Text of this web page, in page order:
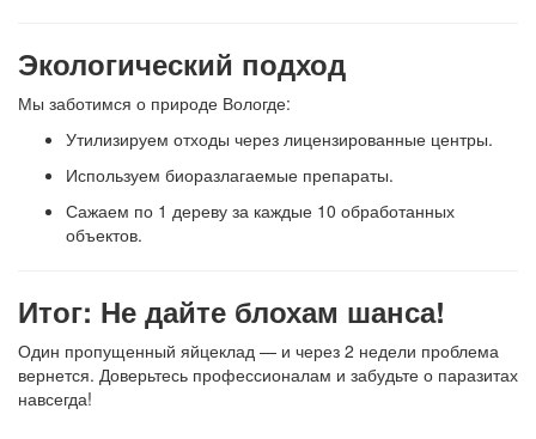
Экологический подход
Мы заботимся о природе Вологде:
Утилизируем отходы через лицензированные центры.
Используем биоразлагаемые препараты.
Сажаем по 1 дереву за каждые 10 обработанных
объектов.
Итог: Не дайте блохам шанса!
Один пропущенный яйцеклад — и через 2 недели проблема
вернется. Доверьтесь профессионалам и забудьте о паразитах
навсегда!